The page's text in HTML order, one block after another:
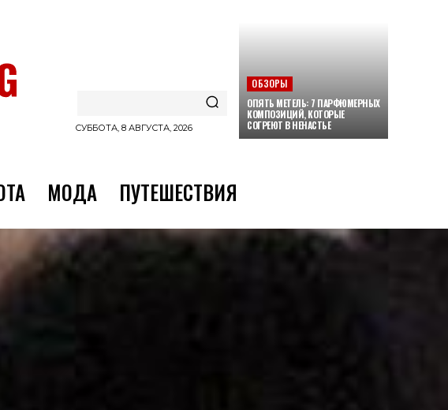
СУББОТА, 8 АВГУСТА, 2026
ОБЗОРЫ
ОПЯТЬ МЕТЕЛЬ: 7 ПАРФЮМЕРНЫХ
КОМПОЗИЦИЙ, КОТОРЫЕ
СОГРЕЮТ В НЕНАСТЬЕ
МОДА ПУТЕШЕСТВИЯ